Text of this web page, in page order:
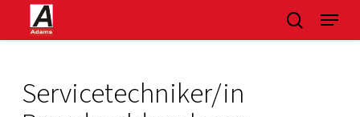
suchen
Menu
Servicetechniker/in